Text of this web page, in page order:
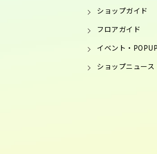
ショップガイド
フロアガイド
イベント・POPUP
ショップニュース